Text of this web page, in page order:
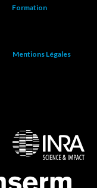
Formation
Mentions Légales